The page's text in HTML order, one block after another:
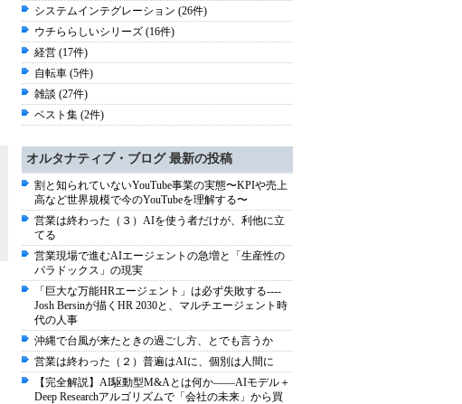
システムインテグレーション (26件)
ウチららしいシリーズ (16件)
経営 (17件)
自転車 (5件)
雑談 (27件)
ベスト集 (2件)
オルタナティブ・ブログ 最新の投稿
割と知られていないYouTube事業の実態〜KPIや売上
高など世界規模で今のYouTubeを理解する〜
営業は終わった（３）AIを使う者だけが、利他に立
てる
営業現場で進むAIエージェントの急増と「生産性の
パラドックス」の現実
「巨大な万能HRエージェント」は必ず失敗する----
Josh Bersinが描くHR 2030と、マルチエージェント時
代の人事
沖縄で台風が来たときの過ごし方、とでも言うか
営業は終わった（２）普遍はAIに、個別は人間に
【完全解説】AI駆動型M&Aとは何か――AIモデル＋
Deep Researchアルゴリズムで「会社の未来」から買